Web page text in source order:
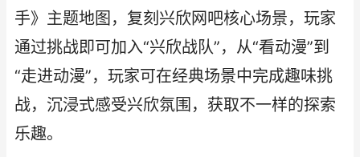
手》主题地图，复刻兴欣网吧核心场景，玩家
通过挑战即可加入“兴欣战队”，从“看动漫”到
“走进动漫”，玩家可在经典场景中完成趣味挑
战，沉浸式感受兴欣氛围，获取不一样的探索
乐趣。